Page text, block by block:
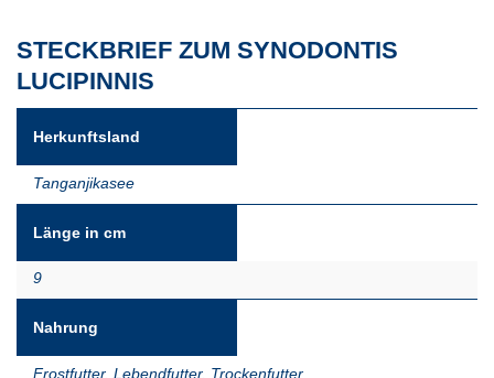
STECKBRIEF ZUM SYNODONTIS
LUCIPINNIS
Herkunftsland
Tanganjikasee
Länge in cm
9
Nahrung
Frostfutter, Lebendfutter, Trockenfutter